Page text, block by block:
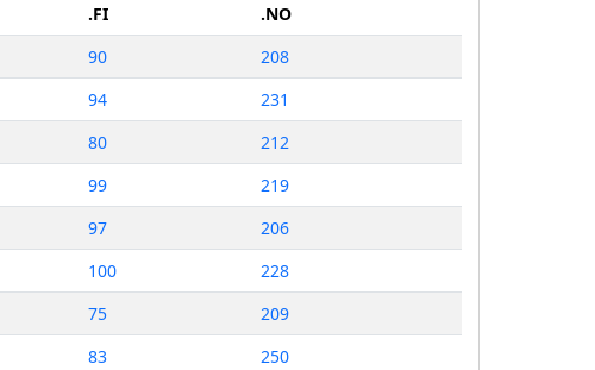
.FI
.NO
90
208
94
231
80
212
99
219
97
206
100
228
75
209
83
250